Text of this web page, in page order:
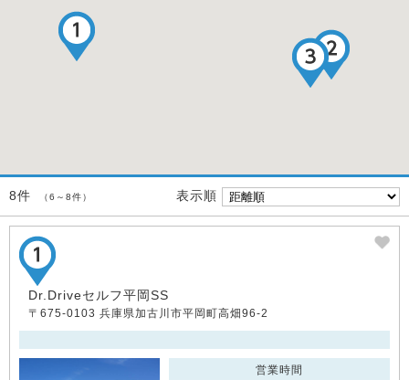
8件 （6～8件） 表示順
Dr.Driveセルフ平岡SS
〒675-0103 兵庫県加古川市平岡町高畑96-2
営業時間